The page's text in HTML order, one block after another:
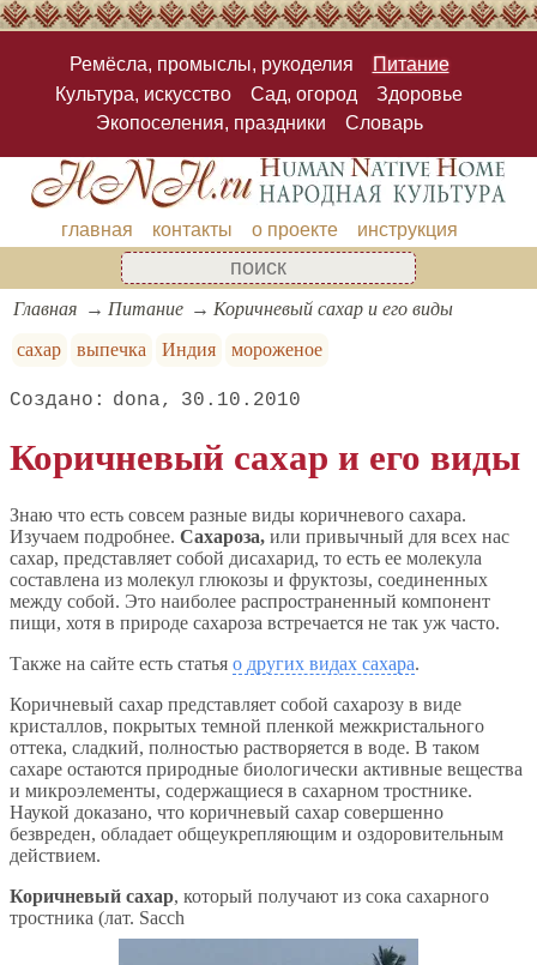
Ремёсла, промыслы, рукоделия
Питание
Культура, искусство
Сад, огород
Здоровье
Экопоселения, праздники
Словарь
главная контакты о проекте инструкция
Главная Питание
Коричневый сахар и его виды
сахар
выпечка Индия мороженое
dona 30.10.2010
Коричневый сахар и его виды
Знаю что есть совсем разные виды коричневого сахара.
Изучаем подробнее. Сахароза, или привычный для всех нас
сахар, представляет собой дисахарид, то есть ее молекула
составлена из молекул глюкозы и фруктозы, соединенных
между собой. Это наиболее распространенный компонент
пищи, хотя в природе сахароза встречается не так уж часто.
Также на сайте есть статья о других видах сахара.
Коричневый сахар представляет собой сахарозу в виде
кристаллов, покрытых темной пленкой межкристального
оттека, сладкий, полностью растворяется в воде. В таком
сахаре остаются природные биологически активные вещества
и микроэлементы, содержащиеся в сахарном тростнике.
Наукой доказано, что коричневый сахар совершенно
безвреден, обладает общеукрепляющим и оздоровительным
действием.
Коричневый сахар, который получают из сока сахарного
тростника (лат. Sacch